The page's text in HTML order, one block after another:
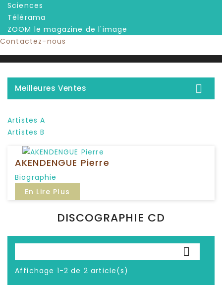
Sciences
Télérama
ZOOM le magazine de l'image
Contactez-nous
Meilleures Ventes 
Artistes A
Artistes B
AKENDENGUE Pierre
Biographie
En Lire Plus
DISCOGRAPHIE CD

Affichage 1-2 de 2 article(s)